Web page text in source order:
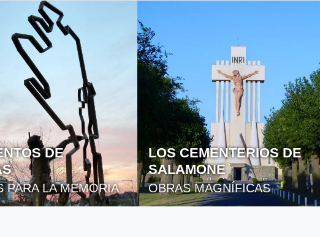
DE
PARA LA MEMORIA
LOS CEMENTERIOS DE
SALAMONE
OBRAS MAGNÍFICAS